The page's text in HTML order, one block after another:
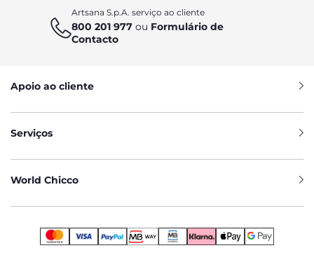
Artsana S.p.A. serviço ao cliente
800 201 977 ou Formulário de
Contacto
Apoio ao cliente
Serviços
World Chicco